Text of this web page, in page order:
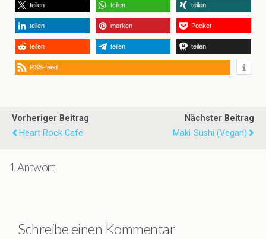
teilen teilen teilen
teilen merken Pocket
teilen teilen teilen
RSS-feed
Vorheriger Beitrag
Heart Rock Café
Nächster Beitrag
Maki-Sushi (vegan)
1 Antwort
Schreibe einen Kommentar